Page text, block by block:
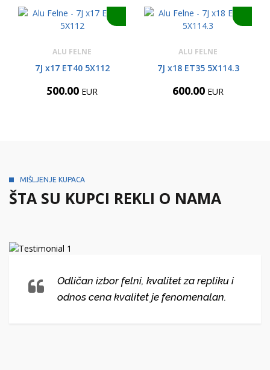
ALU FELNE
7J x17 ET40 5X112
500.00 EUR
ALU FELNE
7J x18 ET35 5X114.3
600.00 EUR
MIŠLJENJE KUPACA
ŠTA SU KUPCI REKLI O NAMA
Odličan izbor felni, kvalitet za repliku i
odnos cena kvalitet je fenomenalan.